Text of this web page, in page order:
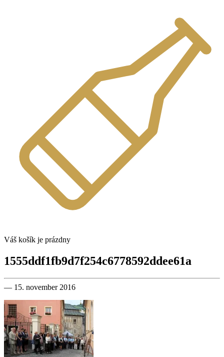
Váš košík je prázdny
1555ddf1fb9d7f254c6778592ddee61a
— 15. november 2016